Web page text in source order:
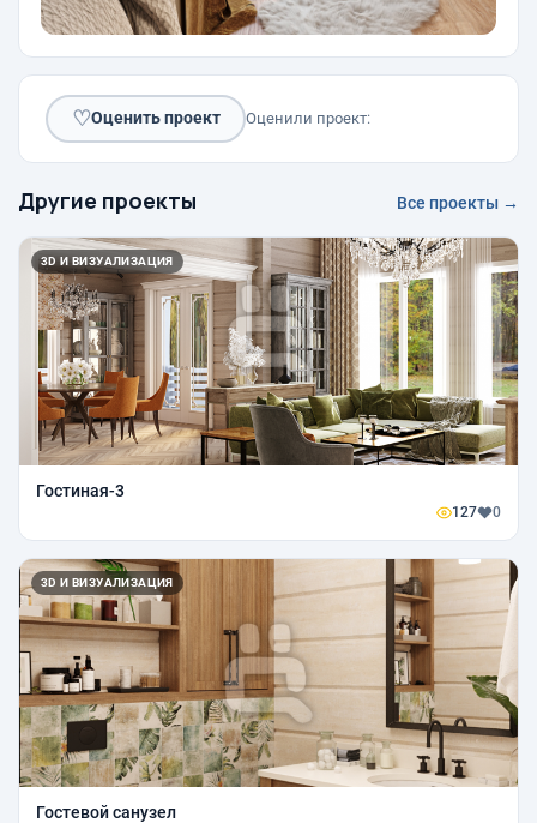
♡Оценить проект Оценили проект:
Другие проекты Все проекты →
3D И ВИЗУАЛИЗАЦИЯ
Гостиная-3
127 0
3D И ВИЗУАЛИЗАЦИЯ
Гостевой санузел